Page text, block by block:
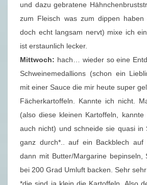
und dazu gebratene
zum Fleisch was zum dippen
doch echt langsam nervt) mixe ich
ist erstaunlich lecker.
Mittwoch: hach… wieder so eine
Schweinemedallions (schon ein
mit einer Sauce die mir heute super
Fächerkartoffeln. Kannte ich nicht.
(also diese kleinen Kartoffeln,
auch nicht) und schneide sie quasi in
ganz durch*.. auf ein Backblech auf
dann mit Butter/Margarine bepinseln,
bei 200 Grad Umluft backen. Sehr